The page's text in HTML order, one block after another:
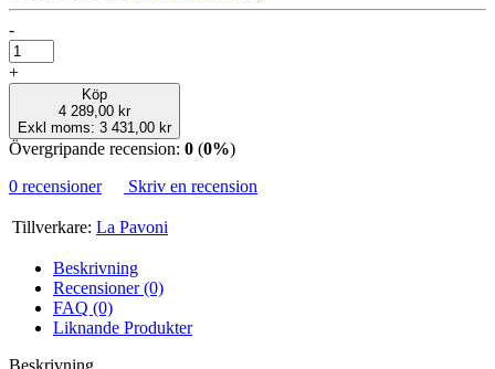
-
+
Köp
4 289,00 kr
Exkl moms: 3 431,00 kr
Övergripande recension: 0 (0%)
0 recensioner
Skriv en recension
Tillverkare: La Pavoni
Beskrivning
Recensioner (0)
FAQ (0)
Liknande Produkter
Beskrivning